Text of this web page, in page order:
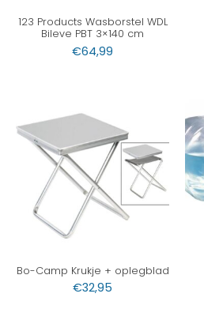
123 Products Wasborstel WDL
Bileve PBT 3×140 cm
€64,99
Bo-Camp Krukje + oplegblad
€32,95